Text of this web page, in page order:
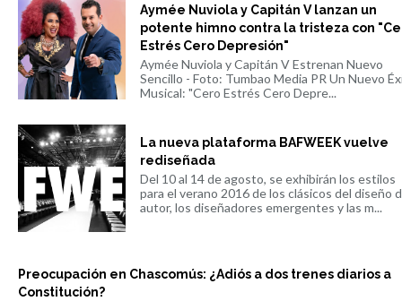
Aymée Nuviola y Capitán V lanzan un
potente himno contra la tristeza con
Estrés Cero Depresión"
Aymée Nuviola y Capitán V Estrenan Nuevo
Sencillo - Foto: Tumbao Media PR Un Nuevo
Musical: "Cero Estrés Cero Depre...
La nueva plataforma BAFWEEK vuelve
rediseñada
Del 10 al 14 de agosto, se exhibirán los estilos
para el verano 2016 de los clásicos del diseño
autor, los diseñadores emergentes y las m...
Preocupación en Chascomús: ¿Adiós a dos trenes diarios a
Constitución?